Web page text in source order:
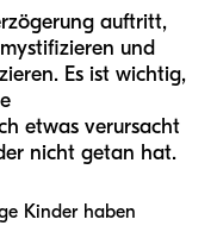
auftritt,
und
Es ist wichtig,
etwas verursacht
nicht getan hat.
Kinder haben